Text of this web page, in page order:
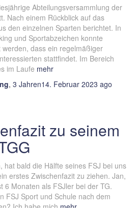
Abteilungsversammlung der
Nach einem Rückblick auf das
den einzelnen Sparten berichtet. In
und Sportabzeichen konnte
dass ein regelmäßiger
stattfindet. Im Bereich
im Laufe mehr
, 3 Jahren14. Februar 2023 ago
zu seinem
hat bald die Hälfte seines FSJ bei uns
erstes Zwischenfazit zu ziehen. Jan,
6 Monaten als FSJler bei der TG.
FSJ Sport und Schule nach dem